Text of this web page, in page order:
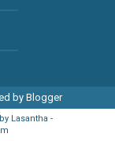
by Blogger
Lasantha -